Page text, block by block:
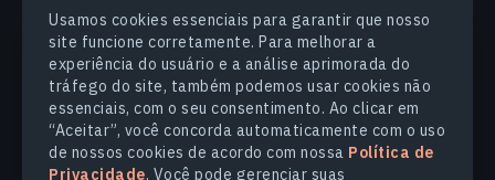
Usamos cookies essenciais para garantir que nosso
site funcione corretamente. Para melhorar a
experiência do usuário e a análise aprimorada do
tráfego do site, também podemos usar cookies não
essenciais, com o seu consentimento. Ao clicar em
“Aceitar”, você concorda automaticamente com o uso
de nossos cookies de acordo com nossa Política de
Privacidade. Você pode gerenciar suas
SETORES
COMPANHIA